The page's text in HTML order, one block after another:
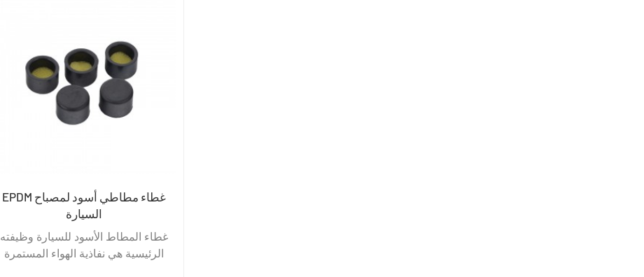
EPDM غطاء مطاطي أسود لمصباح
السيارة
غطاء المطاط الأسود للسيارة وظيفته
الرئيسية هي نفاذية الهواء المستمرة